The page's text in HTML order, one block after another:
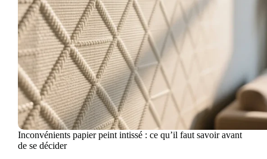
Inconvénients papier peint intissé : ce qu’il faut savoir avant
de se décider